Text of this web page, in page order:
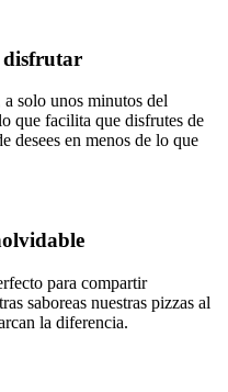
disfrutar
solo unos minutos del
que facilita que disfrutes de
desees en menos de lo que
para compartir
saboreas nuestras pizzas al
la diferencia.